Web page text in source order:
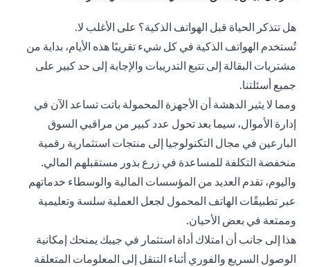
هل تتذكر الحياة قبل الهواتف الذكية؟ على الأغلب لا.
تُستخدم الهواتف الذكية في كل شيء تقريبًا هذه الأيام، بداية من
مشتريات البقالة إلى تتبع التدريبات والإجابة إلى حد كبير على
جميع أسئلتنا.
ومما لا يثير الدهشة أن الأجهزة المحمولة باتت تساعد الآن في
إدارة الأموال، سيما بعد تحول عدد كبير من مراقبي السوق
البارعين في مجال التكنولوجيا إلى منتجات استثمارية رقمية
منخفضة التكلفة للمساعدة في زرع بذور مستقبلهم المالي.
واليوم، تقدم العديد من المؤسسات المالية والوسطاء خدماتهم
عبر تطبيقًات الهاتف المحمول لجعل العملية سلسة وتعليمية
وممتعة في بعض الأحيان.
هذا إلى جانب أن امتلاك أداة استثمار في جيبك يمنحك إمكانية
الوصول السريع والفوري أثناء التنقل إلى المعلومات المتعلقة